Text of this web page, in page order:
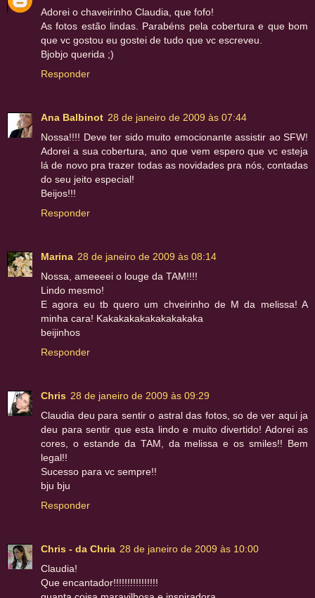
Adorei o chaveirinho Claudia, que fofo!
As fotos estão lindas. Parabéns pela cobertura e que bom
que vc gostou eu gostei de tudo que vc escreveu.
Bjobjo querida ;)
Responder
Ana Balbinot 28 de janeiro de 2009 às 07:44
Nossa!!!! Deve ter sido muito emocionante assistir ao SFW!
Adorei a sua cobertura, ano que vem espero que vc esteja
lá de novo pra trazer todas as novidades pra nós, contadas
do seu jeito especial!
Beijos!!!
Responder
Marina 28 de janeiro de 2009 às 08:14
Nossa, ameeeei o louge da TAM!!!!
Lindo mesmo!
E agora eu tb quero um chveirinho de M da melissa! A
minha cara! Kakakakakakakakakaka
beijinhos
Responder
Chris 28 de janeiro de 2009 às 09:29
Claudia deu para sentir o astral das fotos, so de ver aqui ja
deu para sentir que esta lindo e muito divertido! Adorei as
cores, o estande da TAM, da melissa e os smiles!! Bem
legal!!
Sucesso para vc sempre!!
bju bju
Responder
Chris - da Chria 28 de janeiro de 2009 às 10:00
Claudia!
Que encantador!!!!!!!!!!!!!!!!